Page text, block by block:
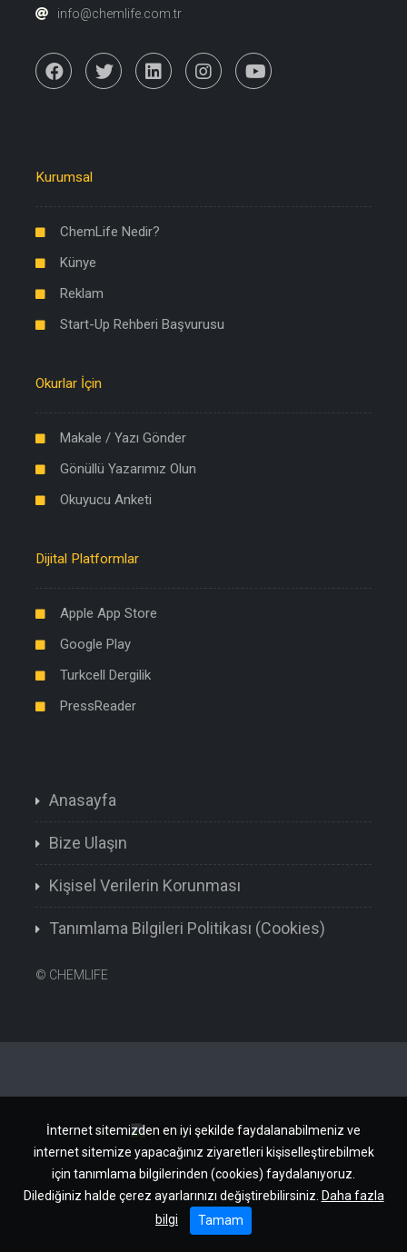
İnternet sitemizden en iyi şekilde faydalanabilmeniz ve
internet sitemize yapacağınız ziyaretleri kişiselleştirebilmek
için tanımlama bilgilerinden (cookies) faydalanıyoruz.
Dilediğiniz halde çerez ayarlarınızı değiştirebilirsiniz. Daha fazla
bilgi
Tamam
info@chemlife.com.tr
Kurumsal
ChemLife Nedir?
Künye
Reklam
Start-Up Rehberi Başvurusu
Okurlar İçin
Makale / Yazı Gönder
Gönüllü Yazarımız Olun
Okuyucu Anketi
Dijital Platformlar
Apple App Store
Google Play
Turkcell Dergilik
PressReader
Anasayfa
Bize Ulaşın
Kişisel Verilerin Korunması
Tanımlama Bilgileri Politikası (Cookies)
© CHEMLIFE